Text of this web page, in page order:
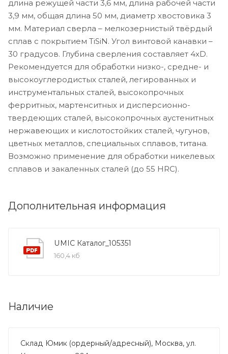
длина режущей части 3,6 мм, длина рабочей части
3,9 мм, общая длина 50 мм, диаметр хвостовика 3
мм. Материал сверла – мелкозернистый твёрдый
сплав с покрытием TiSiN. Угол винтовой канавки –
30 градусов. Глубина сверления составляет 4xD.
Рекомендуется для обработки низко-, средне- и
высокоуглеродистых сталей, легированных и
инструментальных сталей, высокопрочных
ферритных, мартенситных и дисперсионно-
твердеющих сталей, высокопрочных аустенитных
нержавеющих и кислотостойких сталей, чугунов,
цветных металлов, специальных сплавов, титана.
Возможно применение для обработки никелевых
сплавов и закаленных сталей (до 55 HRC).
Дополнительная информация
UMIC Каталог_105351
160,4 кб
Наличие
Склад Юмик (ордерный/адресный), Москва, ул.